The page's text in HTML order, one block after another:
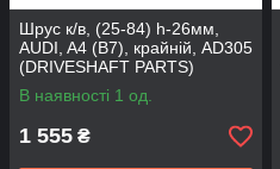
Шрус к/в, (25-84) h-26мм,
AUDI, A4 (B7), крайній, AD305
(DRIVESHAFT PARTS)
В наявності 1 од.
1 555 ₴